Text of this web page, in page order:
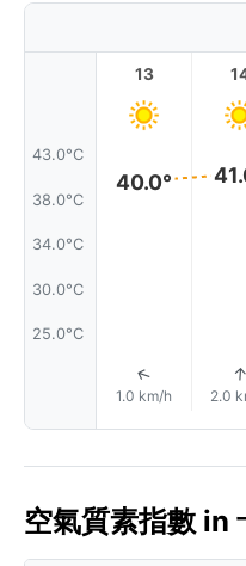
43.0°C
38.0°C
34.0°C
30.0°C
25.0°C
13
40.0°
↑
1.0 km/h
↑
2.0
空氣質素指數